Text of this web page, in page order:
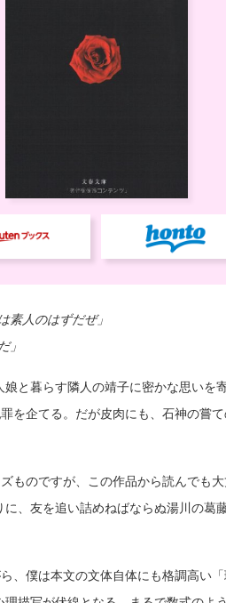
素人のはずだぜ」
」
と暮らす隣人の靖子に密かな思いを
を企てる。だが皮肉にも、石神の嘗
ものですが、この作品から読んでも
、友を追い詰めねばならぬ湯川の葛
、僕は本文の文体自体にも格調高い「